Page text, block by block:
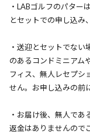
・LABゴルフのパター
とセットでの申し込み
・送迎とセットでな
のあるコンドミニアム
フィス、無人レセプシ
せん。お申し込みの前
・お届け後、無人であ
返金はありませんので